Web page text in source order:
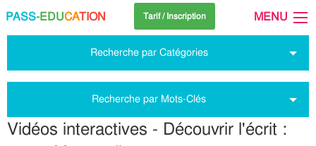
PASS-EDUCATION Tarif / Inscription MENU
Recherche par Catégories
Recherche par Mots-Clés
Vidéos interactives - Découvrir l'écrit :